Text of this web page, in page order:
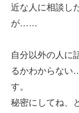
近な人に相談し
が……
自分以外の人に
るかわからない
す。
秘密にしてね、